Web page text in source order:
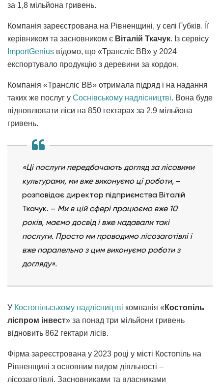
за 1,8 мільйона гривень.
Компанія зареєстрована на Рівненщині, у селі Губків. Її
керівником та засновником є Віталій Ткачук. Із сервісу
ImportGenius відомо, що «Трансліс ВВ» у 2024
експортувало продукцію з деревини за кордон.
Компанія «Трансліс ВВ» отримала підряд і на надання
таких же послуг у Соснівському надлісництві. Вона буде
відновлювати ліси на 850 гектарах за 2,9 мільйона
гривень.
«Ці послуги передбачають догляд за лісовими
культурами, ми вже виконуємо ці роботи, –
розповідає директор підприємства Віталій
Ткачук. – Ми в цій сфері працюємо вже 10
років, маємо досвід і вже надавали такі
послуги. Просто ми проводимо лісозаготівлі і
вже паралельно з цим виконуємо роботи з
догляду».
У Костопільському надлісництві компанія « Костопіль
ліспром інвест» за понад три мільйони гривень
відновить 862 гектари лісів.
Фірма зареєстрована у 2023 році у місті Костопіль на
Рівненщині з основним видом діяльності –
лісозаготівлі. Засновниками та власниками